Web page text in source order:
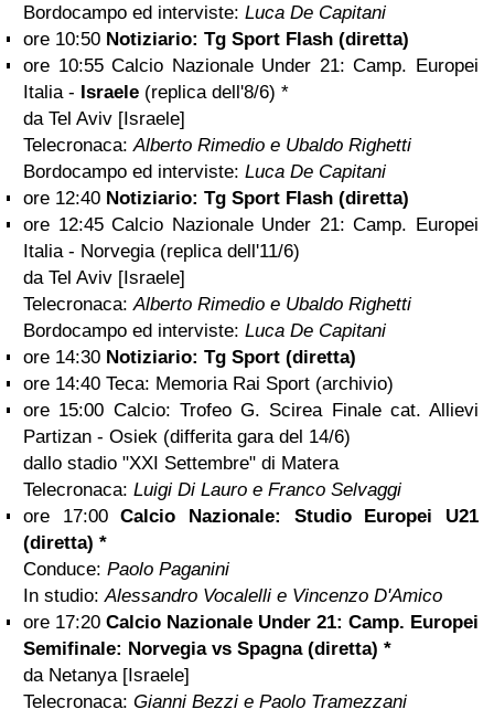
Bordocampo ed interviste: Luca De Capitani
ore 10:50 Notiziario: Tg Sport Flash (diretta)
ore 10:55 Calcio Nazionale Under 21: Camp. Europei
Italia - Israele (replica dell'8/6) *
da Tel Aviv [Israele]
Telecronaca:Alberto Rimedio e Ubaldo Righetti
Bordocampo ed interviste: Luca De Capitani
ore 12:40 Notiziario: Tg Sport Flash (diretta)
ore 12:45 Calcio Nazionale Under 21: Camp. Europei
Italia - Norvegia (replica dell'11/6)
da Tel Aviv [Israele]
Telecronaca:Alberto Rimedio e Ubaldo Righetti
Bordocampo ed interviste: Luca De Capitani
ore 14:30 Notiziario: Tg Sport (diretta)
ore 14:40 Teca: Memoria Rai Sport (archivio)
ore 15:00 Calcio: Trofeo G. Scirea Finale cat. Allievi
Partizan - Osiek (differita gara del 14/6)
dallo stadio "XXI Settembre" di Matera
Telecronaca: Luigi Di Lauro e Franco Selvaggi
ore 17:00Calcio Nazionale: Studio Europei U21
(diretta) *
Conduce: Paolo Paganini
In studio:Alessandro Vocalelli e Vincenzo D'Amico
ore 17:20 Calcio Nazionale Under 21: Camp. Europei
Semifinale: Norvegia vs Spagna (diretta) *
da Netanya [Israele]
Telecronaca: Gianni Bezzi e Paolo Tramezzani